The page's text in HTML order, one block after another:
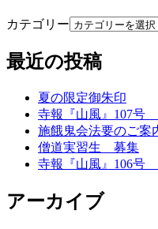
カテゴリー
最近の投稿
夏の限定御朱印
寺報『山風』
施餓鬼会法要のご案
僧道実習生 募集
寺報『山風』
アーカイブ